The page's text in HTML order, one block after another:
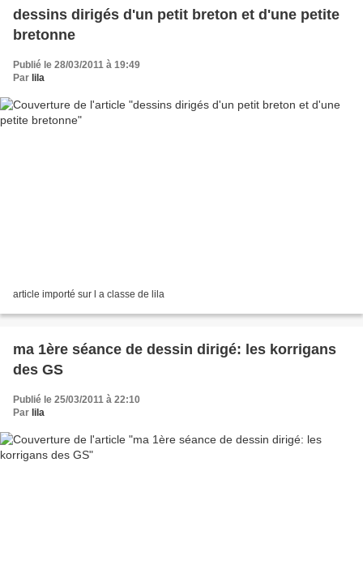
dessins dirigés d'un petit breton et d'une petite
bretonne
Publié le 28/03/2011 à 19:49
Par lila
article importé sur l a classe de lila
ma 1ère séance de dessin dirigé: les korrigans
des GS
Publié le 25/03/2011 à 22:10
Par lila